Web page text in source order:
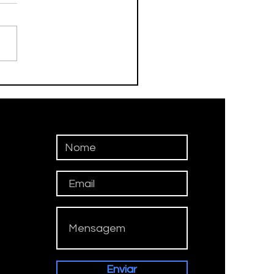
Enviar